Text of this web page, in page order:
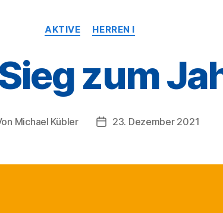
Kategorien
AKTIVE HERREN I
zum
Michael Kübler Veröffentlichungsdatum
23. Dezember 2021